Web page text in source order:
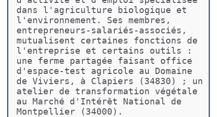
dans l'agriculture biologique et
l'environnement. Ses membres,
entrepreneurs-salariés-associés,
mutualisent certaines fonctions de
l'entreprise et certains outils :
une ferme partagée faisant office
d'espace-test agricole au Domaine
de Viviers, à Clapiers (34830) ; un
atelier de transformation végétale
au Marché d'Intérêt National de
Montpellier (34000).